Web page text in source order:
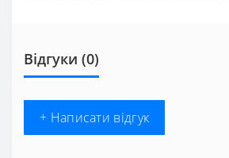
Відгуки (0)
+ Написати відгук